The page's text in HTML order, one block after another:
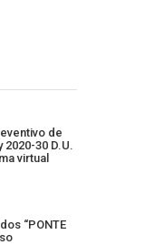
de
30 D.U.
virtual
“PONTE